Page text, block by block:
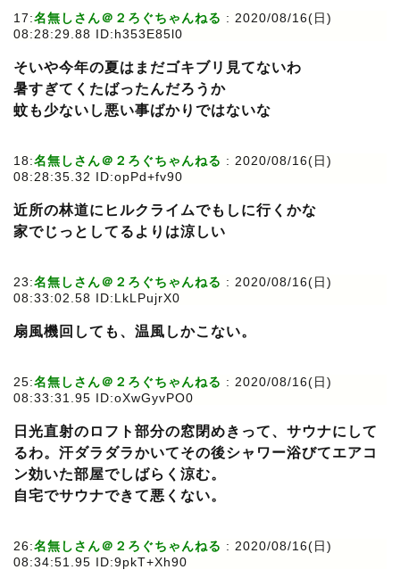
17:名無しさん＠２ろぐちゃんねる : 2020/08/16(日)
08:28:29.88 ID:h353E85l0
そいや今年の夏はまだゴキブリ見てないわ
暑すぎてくたばったんだろうか
蚊も少ないし悪い事ばかりではないな
18:名無しさん＠２ろぐちゃんねる : 2020/08/16(日)
08:28:35.32 ID:opPd+fv90
近所の林道にヒルクライムでもしに行くかな
家でじっとしてるよりは涼しい
23:名無しさん＠２ろぐちゃんねる : 2020/08/16(日)
08:33:02.58 ID:LkLPujrX0
扇風機回しても、温風しかこない。
25:名無しさん＠２ろぐちゃんねる : 2020/08/16(日)
08:33:31.95 ID:oXwGyvPO0
日光直射のロフト部分の窓閉めきって、サウナにして
るわ。汗ダラダラかいてその後シャワー浴びてエアコ
ン効いた部屋でしばらく涼む。
自宅でサウナできて悪くない。
26:名無しさん＠２ろぐちゃんねる : 2020/08/16(日)
08:34:51.95 ID:9pkT+Xh90